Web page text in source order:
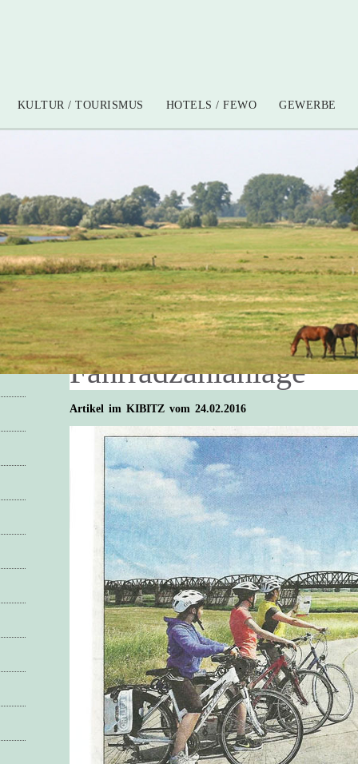
KULTUR / TOURISMUS HOTELS / FEWO GEWERBE
Fahrradzählanlage
Artikel im KIBITZ vom 24.02.2016